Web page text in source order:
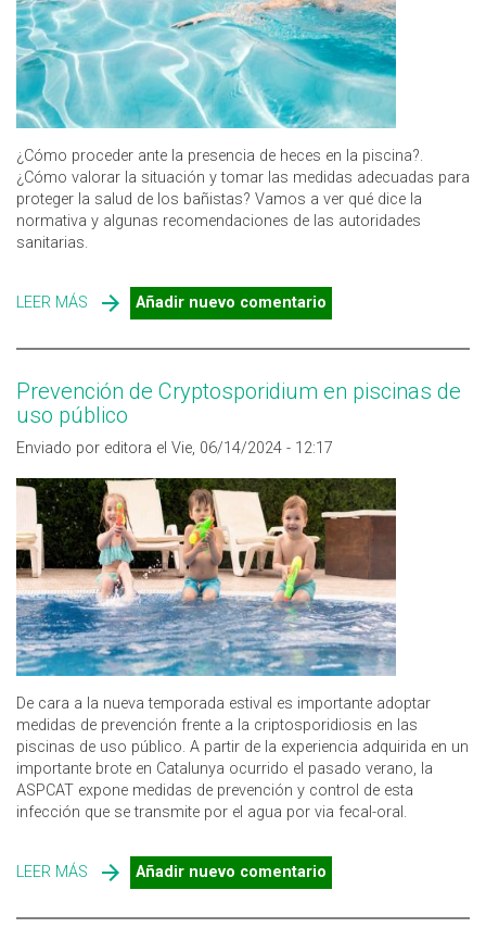
¿Cómo proceder ante la presencia de heces en la piscina?.
¿Cómo valorar la situación y tomar las medidas adecuadas para
proteger la salud de los bañistas? Vamos a ver qué dice la
normativa y algunas recomendaciones de las autoridades
sanitarias.
LEER MÁS SOBRE CÓMO ACTUAR ANTE LA PRESENCIA DE HECES
EN EL AGUA DE LA PISCINA
Añadir nuevo comentario
Prevención de Cryptosporidium en piscinas de
uso público
Enviado por editora el Vie, 06/14/2024 - 12:17
De cara a la nueva temporada estival es importante adoptar
medidas de prevención frente a la criptosporidiosis en las
piscinas de uso público. A partir de la experiencia adquirida en un
importante brote en Catalunya ocurrido el pasado verano, la
ASPCAT expone medidas de prevención y control de esta
infección que se transmite por el agua por via fecal-oral.
LEER MÁS SOBRE PREVENCIÓN DE CRYPTOSPORIDIUM EN
PISCINAS DE USO PÚBLICO
Añadir nuevo comentario